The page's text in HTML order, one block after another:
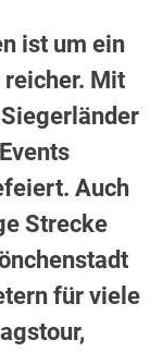
ist um ein
Mit
Auch
Strecke
für viele